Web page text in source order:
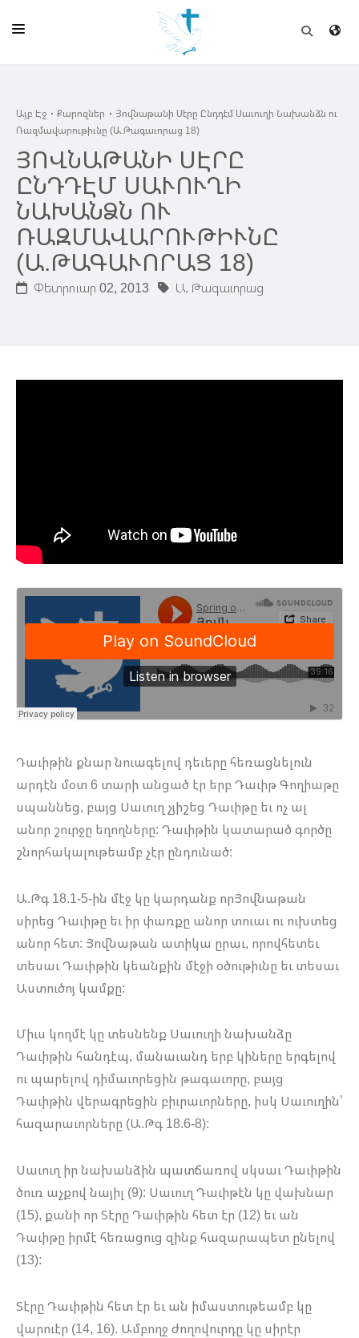
ԵԿԵՂԵՑԻ
ՈՒՂԻՂ
ԴՊՐՈՑ
ՀՐԱՊԱՐԱԿՈՒՄՆԵՐ
ՆՈՒԻՐԱՏՈՒՈՒԹԻՒՆ
ԾՐԱԳԻՐՆԵՐ ԵՒ ՓՈՏՔԱՍԹՆԵՐ
Այբ Էջ Քարոզներ
Յովնաթանի Սէրը Ընդդէմ Սաւուղի Նախանձն ու
Ռազմավարութիւնը (Ա.Թագաւորաց 18)
ՅՈՎՆԱԹԱՆԻ ՍԷՐԸ
ԸՆԴԴԷՄ ՍԱՒՈՒՂԻ
ՆԱԽԱՆՁՆ ՈՒ
ՌԱԶՄԱՎԱՐՈՒԹԻՒՆԸ
(Ա.ԹԱԳԱՒՈՐԱՑ 18)
Փետրուար 02, 2013 Ա. Թագաւորաց
Դաւիթին քնար նուագելով դեւերը հեռացնելուն
արդէն մօտ 6 տարի անցած էր երբ Դաւիթ Գողիաթը
սպաննեց, բայց Սաւուղ չյիշեց Դաւիթը եւ ոչ ալ
անոր շուրջը եղողները: Դաւիթին կատարած գործը
շնորհակալութեամբ չէր ընդունած:
Ա.Թգ 18.1-5-ին մէջ կը կարդանք որՅովնաթան
սիրեց Դաւիթը եւ իր փառքը անոր տուաւ ու ուխտեց
անոր հետ: Յովնաթան ատիկա ըրաւ, որովհետեւ
տեսաւ Դաւիթին կեանքին մէջի օծութիւնը եւ տեսաւ
Աստուծոյ կամքը:
Միւս կողմէ կը տեսնենք Սաւուղի նախանձը
Դաւիթին հանդէպ, մանաւանդ երբ կիները երգելով
ու պարելով դիմաւորեցին թագաւորը, բայց
Դաւիթին վերագրեցին բիւրաւորները, իսկ Սաւուղին՝
հազարաւորները (Ա.Թգ 18.6-8):
Սաւուղ իր նախանձին պատճառով սկսաւ Դաւիթին
ծուռ աչքով նայիլ (9): Սաւուղ Դաւիթէն կը վախնար
(15), քանի որ Տէրը Դաւիթին հետ էր (12) եւ ան
Դաւիթը իրմէ հեռացուց զինք հազարապետ ընելով
(13):
Տէրը Դաւիթին հետ էր եւ ան իմաստութեամբ կը
վարուէր (14, 16). Ամբողջ ժողովուրդը կը սիրէր